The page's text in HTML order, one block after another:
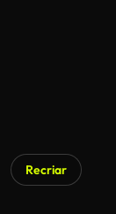
Recriar